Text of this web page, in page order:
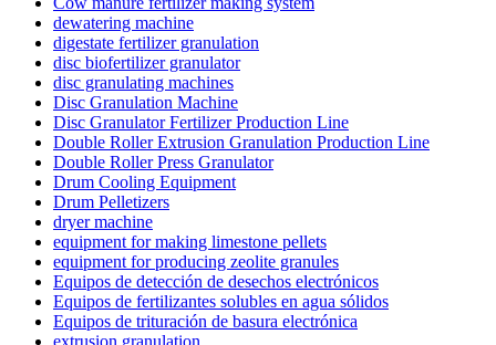
dewatering machine
digestate fertilizer granulation
disc biofertilizer granulator
disc granulating machines
Disc Granulation Machine
Disc Granulator Fertilizer Production Line
Double Roller Extrusion Granulation Production Line
Double Roller Press Granulator
Drum Cooling Equipment
Drum Pelletizers
dryer machine
equipment for making limestone pellets
equipment for producing zeolite granules
Equipos de detección de desechos electrónicos
Equipos de fertilizantes solubles en agua sólidos
Equipos de trituración de basura electrónica
extrusion granulation